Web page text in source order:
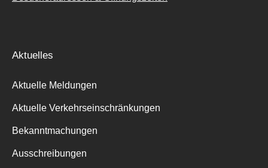
Aktuelles
Aktuelle Meldungen
Aktuelle Verkehrseinschränkungen
Bekanntmachungen
Ausschreibungen